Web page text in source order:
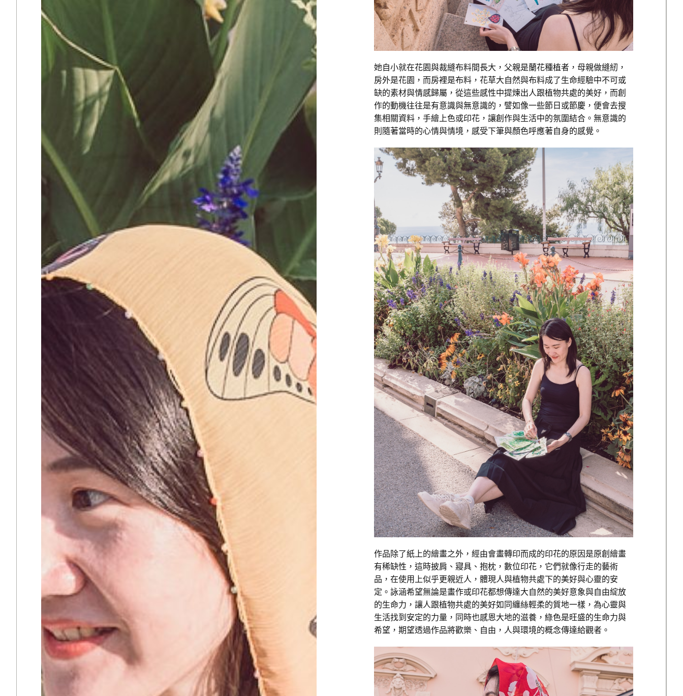
她自小就在花園與裁縫布料間長大，父親是蘭花種植者，母親做縫紉，
房外是花園，而房裡是布料，花草大自然與布料成了生命經驗中不可或
缺的素材與情感歸屬，從這些感性中提煉出人跟植物共處的美好，而創
作的動機往往是有意識與無意識的，譬如像一些節日或節慶，便會去搜
集相關資料，手繪上色或印花，讓創作與生活中的氛圍結合。無意識的
則隨著當時的心情與情境，感受下筆與顏色呼應著自身的感覺。
作品除了紙上的繪畫之外，經由會畫轉印而成的印花的原因是原創繪畫
有稀缺性，這時披肩、寢具、抱枕，數位印花，它們就像行走的藝術
品，在使用上似乎更親近人，體現人與植物共處下的美好與心靈的安
定。詠涵希望無論是畫作或印花都想傳達大自然的美好意象與自由綻放
的生命力，讓人跟植物共處的美好如同纏絲輕柔的質地一樣，為心靈與
生活找到安定的力量，同時也感恩大地的滋養，綠色是旺盛的生命力與
希望，期望透過作品將歡樂、自由，人與環境的概念傳達給觀者。